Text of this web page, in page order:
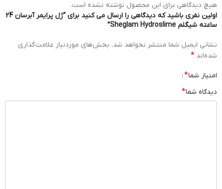
هیچ دیدگاهی برای این محصول نوشته نشده است.
اولین نفری باشید که دیدگاهی را ارسال می کنید برای “ژل پرایمر آبرسان 24
ساعته شیگلم Sheglam Hydroslime”
نشانی ایمیل شما منتشر نخواهد شد. بخش‌های موردنیاز علامت‌گذاری
شده‌اند *
امتیاز شما*
دیدگاه شما*